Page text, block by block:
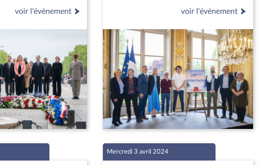
voir l'événement voir l'événement
Mercredi 3 avril 2024